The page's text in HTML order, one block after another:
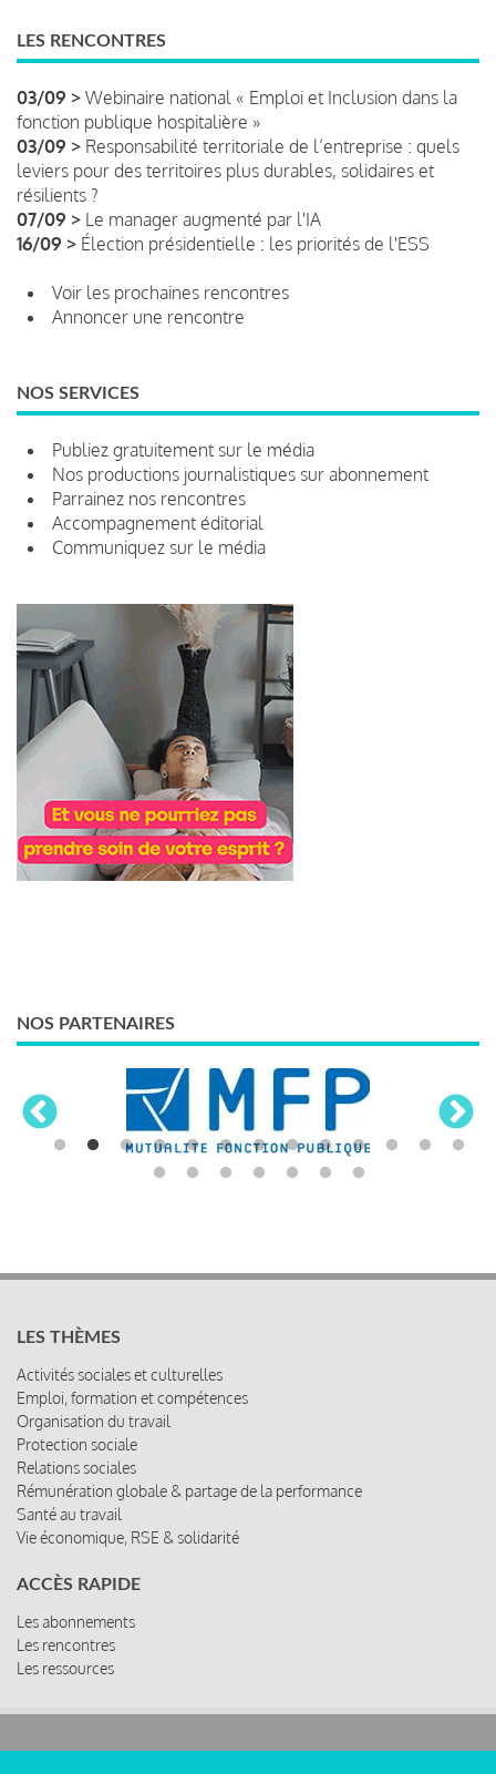
LES RENCONTRES
03/09 > Webinaire national « Emploi et Inclusion dans la
fonction publique hospitalière »
03/09 > Responsabilité territoriale de l’entreprise : quels
leviers pour des territoires plus durables, solidaires et
résilients ?
07/09 > Le manager augmenté par l'IA
16/09 > Élection présidentielle : les priorités de l'ESS
Voir les prochaines rencontres
Annoncer une rencontre
NOS SERVICES
Publiez gratuitement sur le média
Nos productions journalistiques sur abonnement
Parrainez nos rencontres
Accompagnement éditorial
Communiquez sur le média
NOS PARTENAIRES
LES THÈMES
Activités sociales et culturelles
Emploi, formation et compétences
Organisation du travail
Protection sociale
Relations sociales
Rémunération globale & partage de la performance
Santé au travail
Vie économique, RSE & solidarité
ACCÈS RAPIDE
Les abonnements
Les rencontres
Les ressources